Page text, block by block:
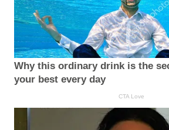
Why this ordinary drink is the
your best every day
CTA Love